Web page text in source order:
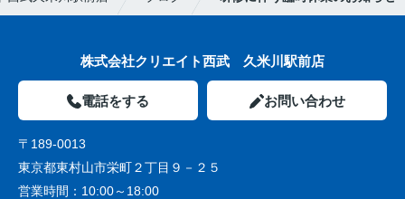
株式会社クリエイト西武 久米川駅前店
電話をする お問い合わせ
〒189-0013
東京都東村山市栄町２丁目９－２５
営業時間： 10:00～18:00